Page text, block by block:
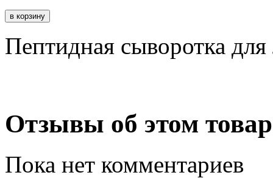
Пептидная сыворотка
Отзывы об этом
Пока нет комментариев